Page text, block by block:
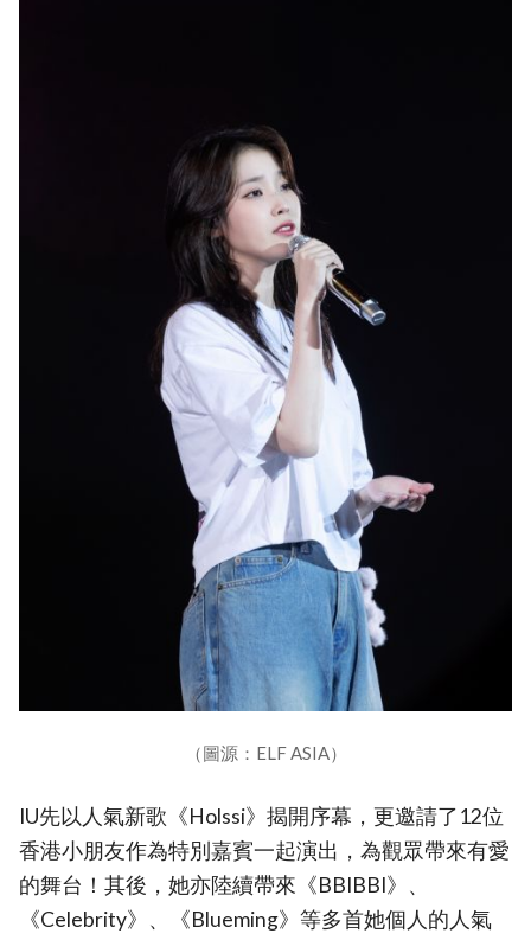
（圖源：ELF ASIA）
IU先以人氣新歌《Holssi》揭開序幕，更邀請了12位
香港小朋友作為特別嘉賓一起演出，為觀眾帶來有愛
的舞台！其後，她亦陸續帶來《BBIBBI》、
《Celebrity》、《Blueming》等多首她個人的人氣